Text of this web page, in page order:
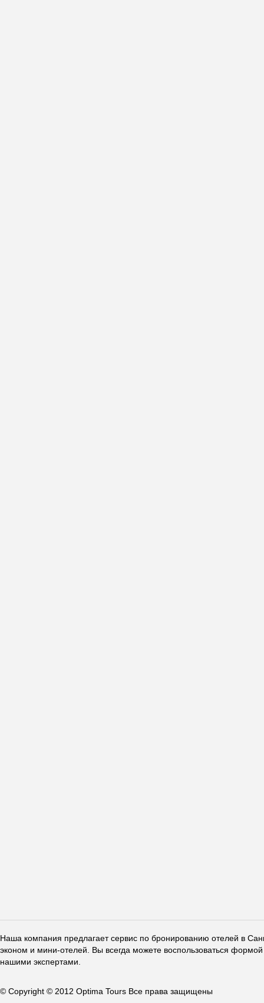
Наша компания предлагает сервис по бронированию отелей в
эконом и мини-отелей. Вы всегда можете воспользоваться
нашими экспертами.
© Copyright © 2012 Optima Tours Все права защищены